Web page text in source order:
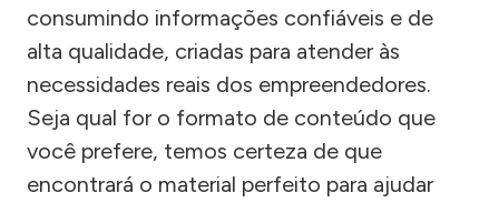
consumindo informações confiáveis e de
alta qualidade, criadas para atender às
necessidades reais dos empreendedores.
Seja qual for o formato de conteúdo que
você prefere, temos certeza de que
encontrará o material perfeito para ajudar